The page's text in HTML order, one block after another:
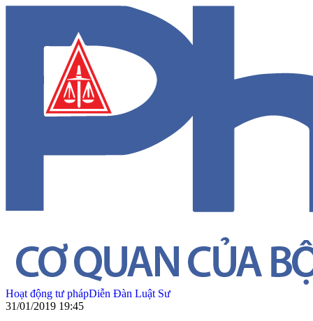
Hoạt động tư phápDiễn Đàn Luật Sư
31/01/2019 19:45